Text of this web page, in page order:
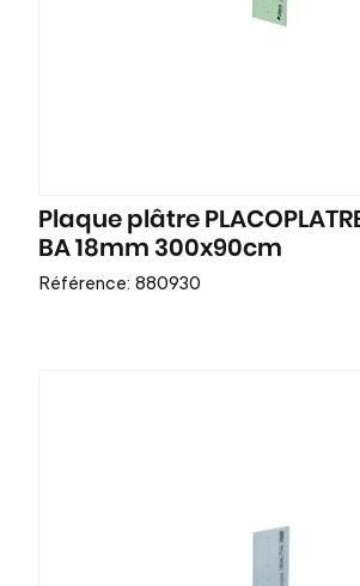
Plaque plâtre
BA 18mm 300x90cm
Référence: 880930